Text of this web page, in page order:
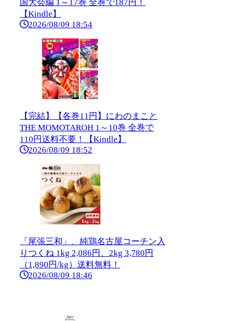
国大会編 1～17巻 全巻で187円！
【Kindle】
2026/08/09 18:54
【完結】【各巻11円】にわのまこと
THE MOMOTAROH 1～10巻 全巻で
110円送料不要！【Kindle】
2026/08/09 18:52
「尾張三和」、純鶏名古屋コーチン入
りつくね 1kg 2,086円、2kg 3,780円
（1,890円/kg）送料無料！
2026/08/09 18:46